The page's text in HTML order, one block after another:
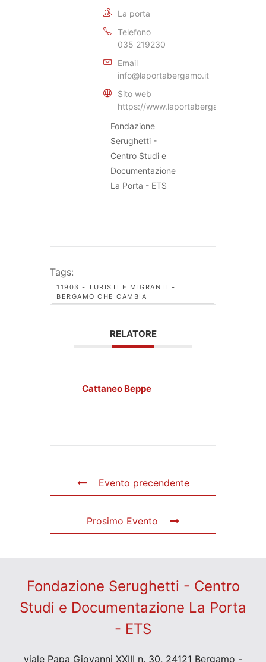
La porta
Telefono
035 219230
Email
info@laportabergamo.it
Sito web
https://www.laportabergamo.it
Fondazione
Serughetti -
Centro Studi e
Documentazione
La Porta - ETS
Tags:
11903 - TURISTI E MIGRANTI -
BERGAMO CHE CAMBIA
RELATORE
Cattaneo Beppe
Evento precendente
Prosimo Evento
Fondazione Serughetti - Centro
Studi e Documentazione La Porta
- ETS
viale Papa Giovanni XXIII n. 30, 24121 Bergamo -